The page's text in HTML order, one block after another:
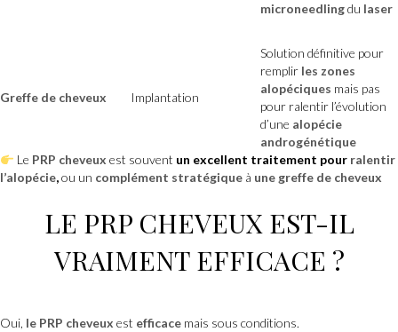
microneedlingdu laser
Greffe de cheveux Implantation
Solution définitive pour
remplir les zones
alopéciques mais pas
pour ralentir l’évolution
d’une alopécie
androgénétique
Le PRP cheveux est souvent un excellent traitement pour ralentir
l’alopécie,ou un complément stratégique à une greffe de cheveux
LE PRP CHEVEUXEST-IL
VRAIMENT EFFICACE ?
Oui, le PRP cheveux est efficace mais sous conditions.